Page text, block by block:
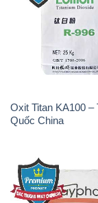
Oxit Titan KA100 –